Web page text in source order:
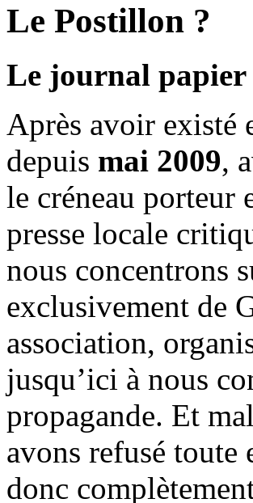
Le Postillon ?
Le journal
Après avoir existé
depuis mai 2009,
le créneau porteur
presse locale
nous concentrons
exclusivement de
association,
jusqu’ici à nous
propagande. Et
avons refusé toute
donc